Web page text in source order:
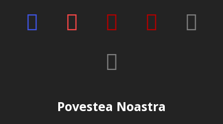
Povestea Noastra